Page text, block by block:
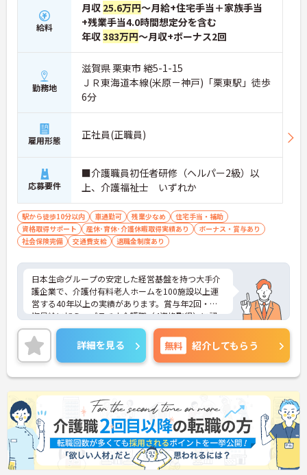
給料
月収 25.6万円～月給+住宅手当＋家族手当
+残業手当4.0時間想定分を含む
年収383万円～月収+ボーナス2回
勤務地
滋賀県 栗東市 綣5-1-15
ＪＲ東海道本線(米原－神戸)「栗東駅」徒歩
6分
雇用形態 正社員(正職員)
応募要件
■介護職員初任者研修（ヘルパー2級）以
上、介護福祉士 いずれか
駅から徒歩10分以内 車通勤可 残業少なめ
住宅手当・補助
資格取得サポート
産休･育休･介護休暇取得実績あり
ボーナス・賞与あり
社会保険完備
交通費支給 退職金制度あり
日本生命グループの安定した経営基盤を持つ大手介
護企業で、介護付有料老人ホームを100施設以上運
営する40年以上の実績があります。賞与年2回・定
期昇給に加え、プラチナ介護職（4資格取得）に認
定されると月38,000円の手当が加算され、スキルが
収入に直結する仕組みが整っています。年間休日11
1日以上・残業月平均4.3時間と働きやすく、育休取
得率100%・育児短時間勤務（小学4年生まで）・有
給取得実績14日と、家庭との両立を長期的にサポー
トする制度も充実しています。入社導入研修・昇格
時研修・技術向上研修など段階別の研修体制と資格
取得支援が整っており、介護福祉士国家試験対策講
座やケアマネ対策講座も自社開講しています。多職
種チームケアの中で専門性を高めながら、ケアマネ
ジャーや生活相談員へのキャリアアップも実現でき
る職場です。
詳細を見る 無料 紹介してもらう